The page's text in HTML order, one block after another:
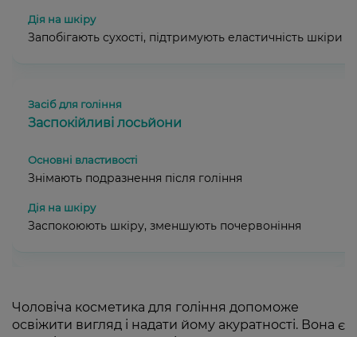
Запобігають сухості, підтримують еластичність шкіри
Заспокійливі лосьйони
Знімають подразнення після гоління
Заспокоюють шкіру, зменшують почервоніння
Чоловіча косметика для гоління допоможе
освіжити вигляд і надати йому акуратності. Вона є